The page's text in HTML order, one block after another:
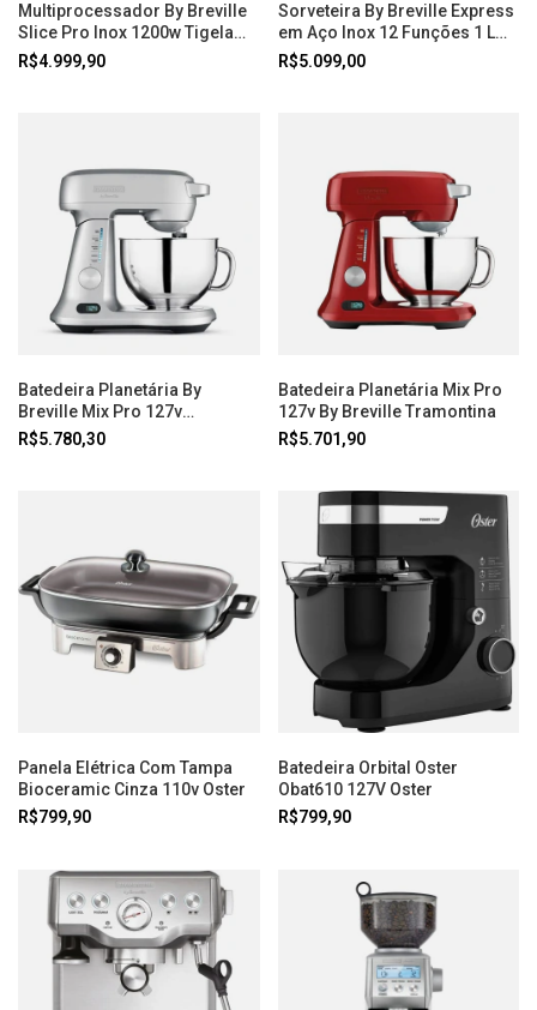
Multiprocessador By Breville
Slice Pro Inox 1200w Tigela
3.7 Litros 127v Tramontina
R$4.999,90
Sorveteira By Breville Express
em Aço Inox 12 Funções 1 L
127V Tramontina
R$5.099,00
Batedeira Planetária By
Breville Mix Pro 127v
Tramontina
R$5.780,30
Batedeira Planetária Mix Pro
127v By Breville Tramontina
R$5.701,90
Panela Elétrica Com Tampa
Bioceramic Cinza 110v Oster
R$799,90
Batedeira Orbital Oster
Obat610 127V Oster
R$799,90